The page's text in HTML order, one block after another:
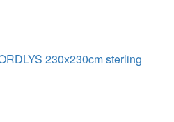
230x230cm sterling